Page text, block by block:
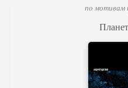
по мотивам